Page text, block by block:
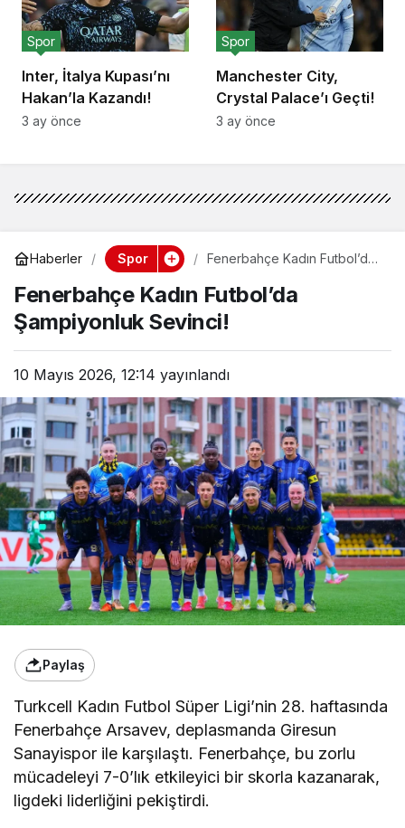
Inter, İtalya Kupası’nı
Hakan’la Kazandı!
Spor
3 ay önce
Manchester City,
Crystal Palace’ı Geçti!
Spor
3 ay önce
Haberler Spor
Fenerbahçe Kadın Futbol’da
Fenerbahçe Kadın Futbol’da
Şampiyonluk Sevinci!
10 Mayıs 2026, 12:14 yayınlandı
Paylaş
Turkcell Kadın Futbol Süper Ligi’nin 28. haftasında
Fenerbahçe Arsavev, deplasmanda Giresun
Sanayispor ile karşılaştı. Fenerbahçe, bu zorlu
mücadeleyi 7-0’lık etkileyici bir skorla kazanarak,
ligdeki liderliğini pekiştirdi.